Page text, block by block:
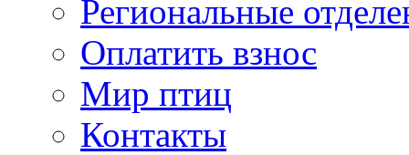
Региональные
Оплатить взнос
Мир птиц
Контакты